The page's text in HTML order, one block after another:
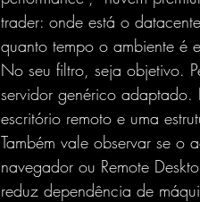
trader: onde está o
quanto tempo o ambiente é
No seu filtro, seja objetivo.
servidor genérico adaptado.
escritório remoto e uma
Também vale observar se o
navegador ou Remote
reduz dependência de